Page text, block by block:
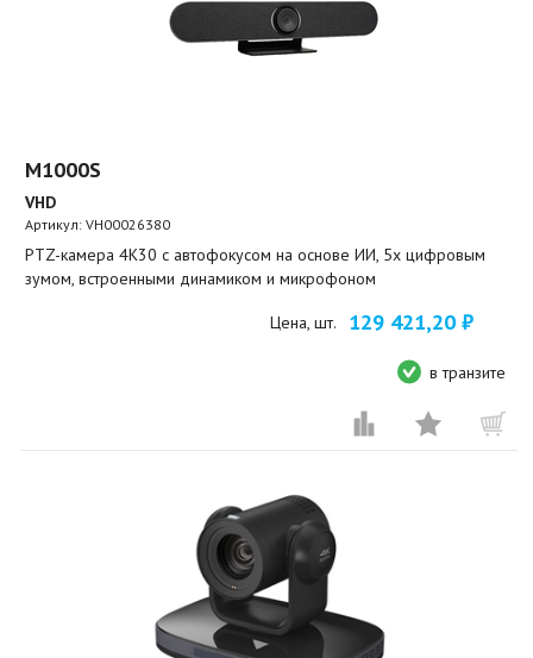
M1000S
VHD
Артикул:VH00026380
PTZ-камера 4K30 с автофокусом на основе ИИ, 5х цифровым
зумом, встроенными динамиком и микрофоном
Цена, шт. 129 421,20 ₽
в транзите